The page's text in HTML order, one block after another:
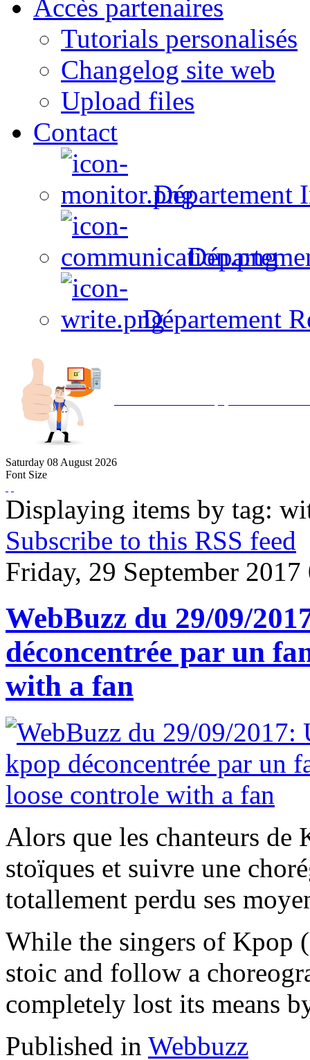
Accès partenaires
Tutorials personalisés
Changelog site web
Upload files
Contact
Département
Département
Saturday 08 August 2026
Font Size
Displaying items by tag:
Subscribe to this RSS feed
Friday, 29 September 2017
WebBuzz du 29/09/
déconcentrée par un
with a fan
Alors que les chanteurs de
stoïques et suivre une
totallement perdu ses
While the singers of Kpop
stoic and follow a
completely lost its means
Published in Webbuzz